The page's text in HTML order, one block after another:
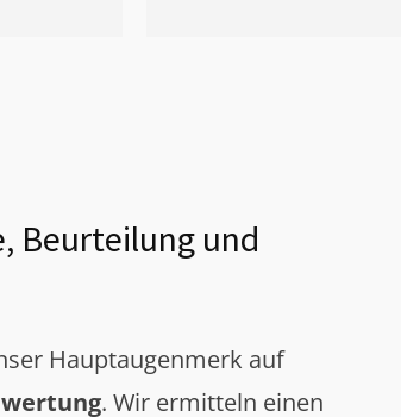
Beurteilung und
Hauptaugenmerk auf
. Wir ermitteln einen